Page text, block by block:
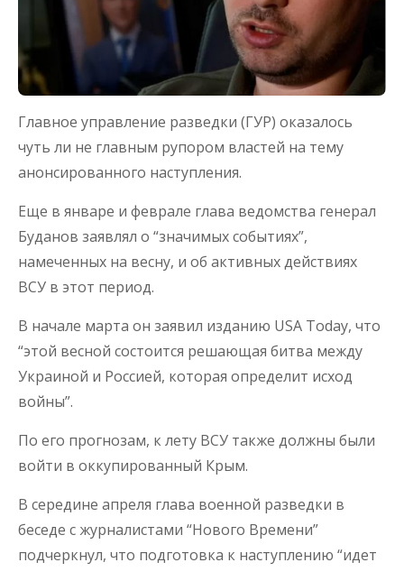
Главное управление разведки (ГУР) оказалось
чуть ли не главным рупором властей на тему
анонсированного наступления.
Еще в январе и феврале глава ведомства генерал
Буданов заявлял о “значимых событиях”,
намеченных на весну, и об активных действиях
ВСУ в этот период.
В начале марта он заявил изданию USA Today, что
“этой весной состоится решающая битва между
Украиной и Россией, которая определит исход
войны”.
По его прогнозам, к лету ВСУ также должны были
войти в оккупированный Крым.
В середине апреля глава военной разведки в
беседе с журналистами “Нового Времени”
подчеркнул, что подготовка к наступлению “идет